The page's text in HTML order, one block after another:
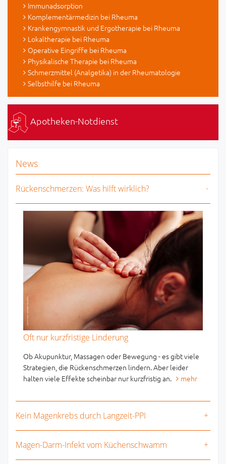
Immunadsorption
Komplementärmedizin bei Rheuma
Krankengymnastik und Ergotherapie bei Rheuma
Lokaltherapie bei Rheuma
Operative Eingriffe bei Rheuma
Physikalische Therapie bei Rheuma
Schmerzmittel (Analgetika) in der Rheumatologie
Selbsthilfe bei Rheuma
Apotheken-Notdienst
News
Rückenschmerzen: Was hilft wirklich?
Oft nur kurzfristige Linderung
Ob Akupunktur, Massagen oder Bewegung - es gibt viele
Strategien, die Rückenschmerzen lindern. Aber leider
halten viele Effekte scheinbar nur kurzfristig an.
mehr
Kein Magenkrebs durch Langzeit-PPI
Magen-Darm-Infekt vom Küchenschwamm